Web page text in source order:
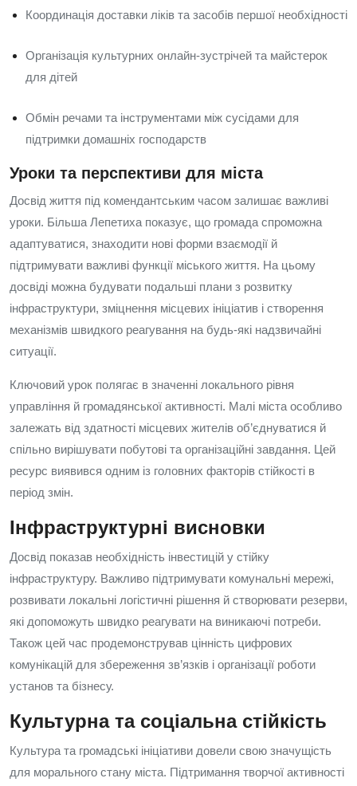
Координація доставки ліків та засобів першої необхідності
Організація культурних онлайн‑зустрічей та майстерок
для дітей
Обмін речами та інструментами між сусідами для
підтримки домашніх господарств
Уроки та перспективи для міста
Досвід життя під комендантським часом залишає важливі
уроки. Більша Лепетиха показує, що громада спроможна
адаптуватися, знаходити нові форми взаємодії й
підтримувати важливі функції міського життя. На цьому
досвіді можна будувати подальші плани з розвитку
інфраструктури, зміцнення місцевих ініціатив і створення
механізмів швидкого реагування на будь‑які надзвичайні
ситуації.
Ключовий урок полягає в значенні локального рівня
управління й громадянської активності. Малі міста особливо
залежать від здатності місцевих жителів об’єднуватися й
спільно вирішувати побутові та організаційні завдання. Цей
ресурс виявився одним із головних факторів стійкості в
період змін.
Інфраструктурні висновки
Досвід показав необхідність інвестицій у стійку
інфраструктуру. Важливо підтримувати комунальні мережі,
розвивати локальні логістичні рішення й створювати резерви,
які допоможуть швидко реагувати на виникаючі потреби.
Також цей час продемонстрував цінність цифрових
комунікацій для збереження зв’язків і організації роботи
установ та бізнесу.
Культурна та соціальна стійкість
Культура та громадські ініціативи довели свою значущість
для морального стану міста. Підтримання творчої активності